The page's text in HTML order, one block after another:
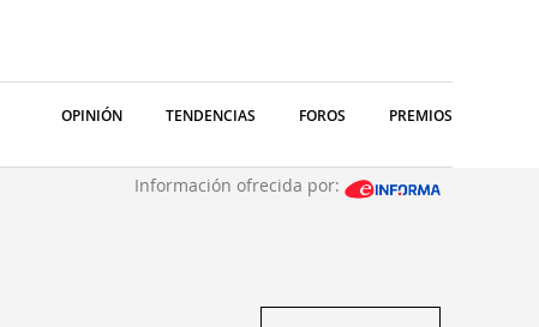
OPINIÓN TENDENCIAS FOROS PREMIOS
Información ofrecida por: